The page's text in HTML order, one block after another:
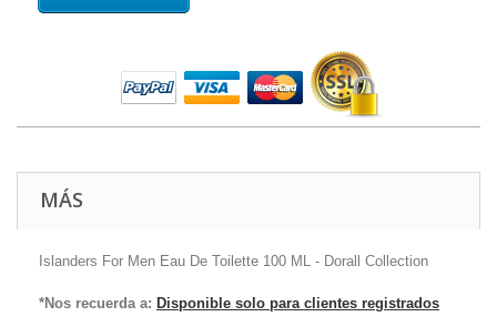
MÁS
Islanders For Men Eau De Toilette 100 ML - Dorall Collection
*Nos recuerda a: Disponible solo para clientes registrados